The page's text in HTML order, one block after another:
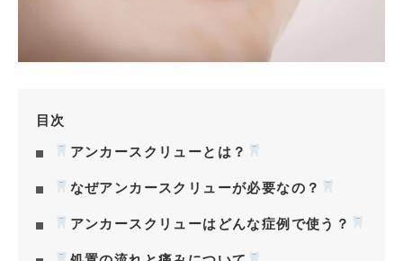
目次
アンカースクリューとは？
なぜアンカースクリューが必要なの？
アンカースクリューはどんな症例で使う？